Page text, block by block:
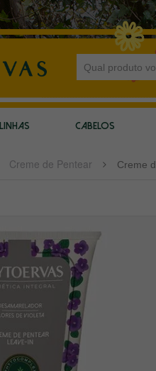
LINHAS CABELOS
Creme de Pentear Creme